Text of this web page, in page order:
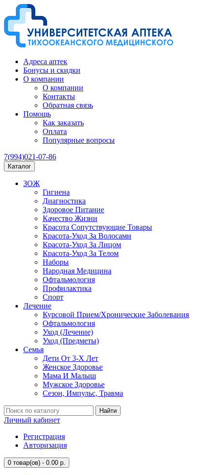
Адреса аптек
Бонусы и скидки
О компании
О компании
Контакты
Обратная связь
Помощь
Как заказать
Оплата
Популярные вопросы
7(994)021-07-86
Каталог
ЗОЖ
Гигиена
Диагностика
Здоровое Питание
Качество Жизни
Красота Сопутствующие Товары
Красота-Уход За Волосами
Красота-Уход За Лицом
Красота-Уход За Телом
Наборы
Народная Медицина
Офтальмология
Профилактика
Спорт
Лечение
Курсовой Прием/Хронические Заболевания
Офтальмология
Уход (Лечение)
Уход (Предметы)
Семья
Дети От 3-Х Лет
Женское Здоровье
Мама И Малыш
Мужское Здоровье
Сезон, Импульс, Травма
Найти
Личный кабинет
Регистрация
Авторизация
0 товар(ов) - 0.00 р.